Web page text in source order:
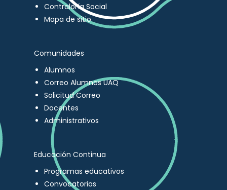
Contraloría Social
Mapa de sitio
Comunidades
Alumnos
Correo Alumnos UAQ
Solicitud Correo
Docentes
Administrativos
Educación Continua
Programas educativos
Convocatorias